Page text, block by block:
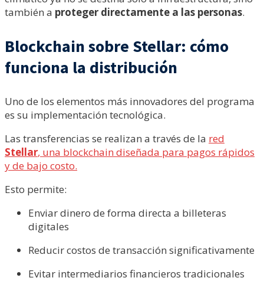
también a proteger directamente a las personas.
Blockchain sobre Stellar: cómo
funciona la distribución
Uno de los elementos más innovadores del programa
es su implementación tecnológica.
Las transferencias se realizan a través de la red
Stellar, una blockchain diseñada para pagos rápidos
y de bajo costo.
Esto permite:
Enviar dinero de forma directa a billeteras
digitales
Reducir costos de transacción significativamente
Evitar intermediarios financieros tradicionales